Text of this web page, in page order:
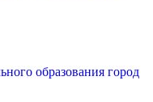
образования город